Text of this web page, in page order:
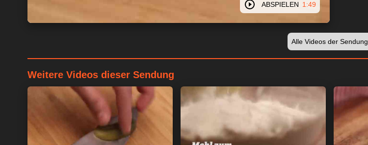
ABSPIELEN 1:49
Alle Videos der Sendung
Weitere Videos dieser Sendung